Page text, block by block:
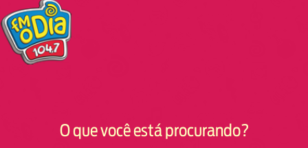
O que você está procurando?